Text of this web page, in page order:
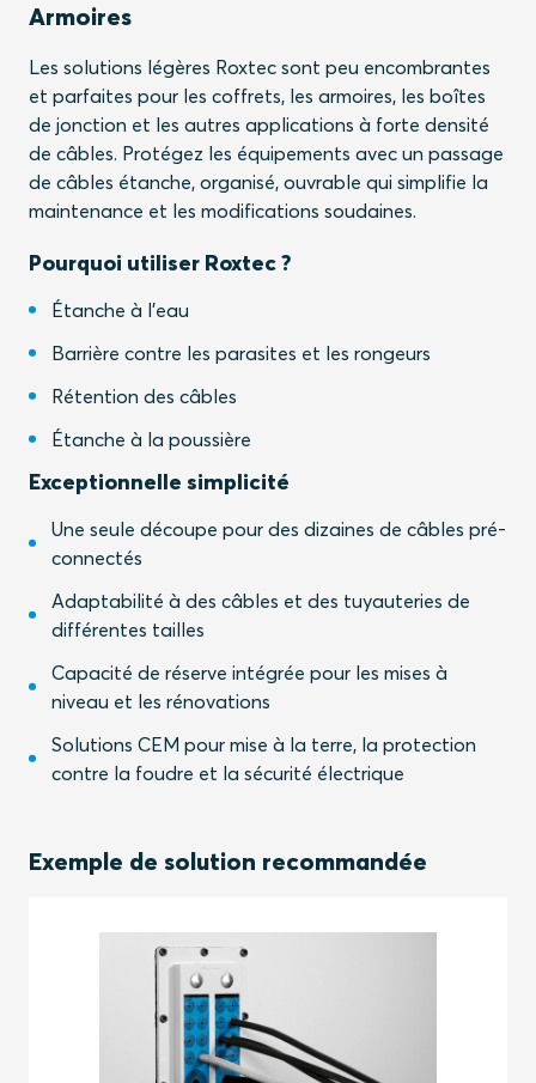
Armoires
Les solutions légères Roxtec sont peu encombrantes
et parfaites pour les coffrets, les armoires, les boîtes
de jonction et les autres applications à forte densité
de câbles. Protégez les équipements avec un passage
de câbles étanche, organisé, ouvrable qui simplifie la
maintenance et les modifications soudaines.
Pourquoi utiliser Roxtec ?
Étanche à l'eau
Barrière contre les parasites et les rongeurs
Rétention des câbles
Étanche à la poussière
Exceptionnelle simplicité
Une seule découpe pour des dizaines de câbles pré-
connectés
Adaptabilité à des câbles et des tuyauteries de
différentes tailles
Capacité de réserve intégrée pour les mises à
niveau et les rénovations
Solutions CEM pour mise à la terre, la protection
contre la foudre et la sécurité électrique
Exemple de solution recommandée